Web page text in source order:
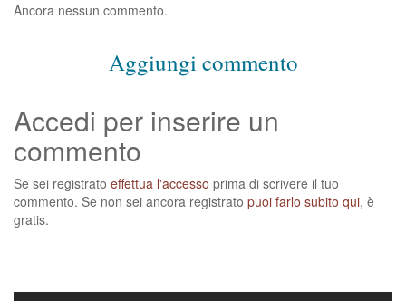
Ancora nessun commento.
Aggiungi commento
Accedi per inserire un
commento
Se sei registrato effettua l'accesso prima di scrivere il tuo
commento. Se non sei ancora registrato puoi farlo subito qui, è
gratis.